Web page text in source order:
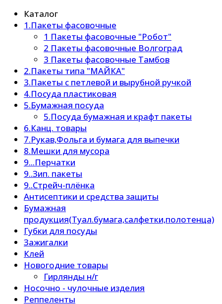
Каталог
1.Пакеты фасовочные
1 Пакеты фасовочные "Робот"
2 Пакеты фасовочные Волгоград
3 Пакеты фасовочные Тамбов
2.Пакеты типа "МАЙКА"
3.Пакеты с петлевой и вырубной ручкой
4.Посуда пластиковая
5.Бумажная посуда
5.Посуда бумажная и крафт пакеты
6.Канц. товары
7.Рукав,Фольга и бумага для выпечки
8.Мешки для мусора
9...Перчатки
9..Зип. пакеты
9..Стрейч-плёнка
Антисептики и средства защиты
Бумажная
продукция(Туал.бумага,салфетки,полотенца)
Губки для посуды
Зажигалки
Клей
Новогодние товары
Гирлянды н/г
Носочно - чулочные изделия
Реппеленты